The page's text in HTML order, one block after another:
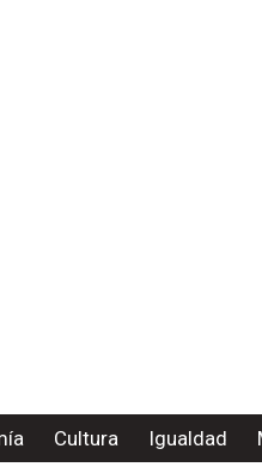
Cultura Igualdad